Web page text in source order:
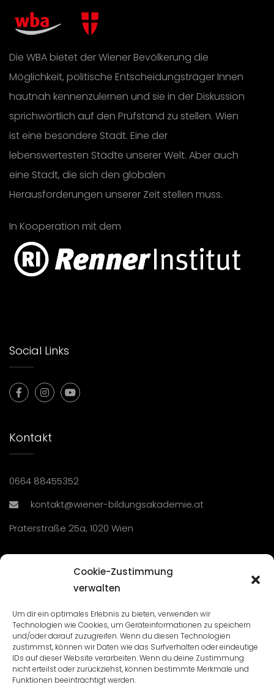
Cookie-Zustimmung
verwalten
Um dir ein optimales Erlebnis zu bieten, verwenden wir
Technologien wie Cookies, um Geräteinformationen zu speichern
und/oder darauf zuzugreifen. Wenn du diesen Technologien
zustimmst, können wir Daten wie das Surfverhalten oder eindeutige
IDs auf dieser Website verarbeiten. Wenn du deine Zustimmung
nicht erteilst oder zurückziehst, können bestimmte Merkmale und
Funktionen beeinträchtigt werden.
Die WBA bietet der Wiener Bevölkerung die
Möglichkeit, politische Entscheidungsträger Innen
hautnah kennenzulernen und sie in der Diskussion
sprichwörtlich auf den Prüfstand zu stellen. Wien
ist eine besondere Stadt. Eine der
lebenswertesten Städte unserer Welt. Aber auch
eine Stadt, die sich den globalen
Herausforderungen unserer Zeit stellen muss.
In Kooperation mit dem
Social Links
Kontakt
0664 88455352
kontakt@wiener-bildungsakademie.at
Praterstraße 25a, 1020 Wien
Seminare und Veranstaltungen
Lehrgänge
WBA: Direktion und Team
Impressum/Datenschutz